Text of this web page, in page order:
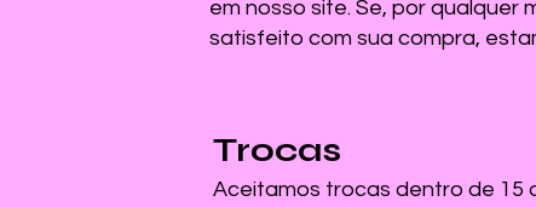
em nosso site. Se, por
satisfeito com sua compra,
Trocas
Aceitamos trocas dentro de 15